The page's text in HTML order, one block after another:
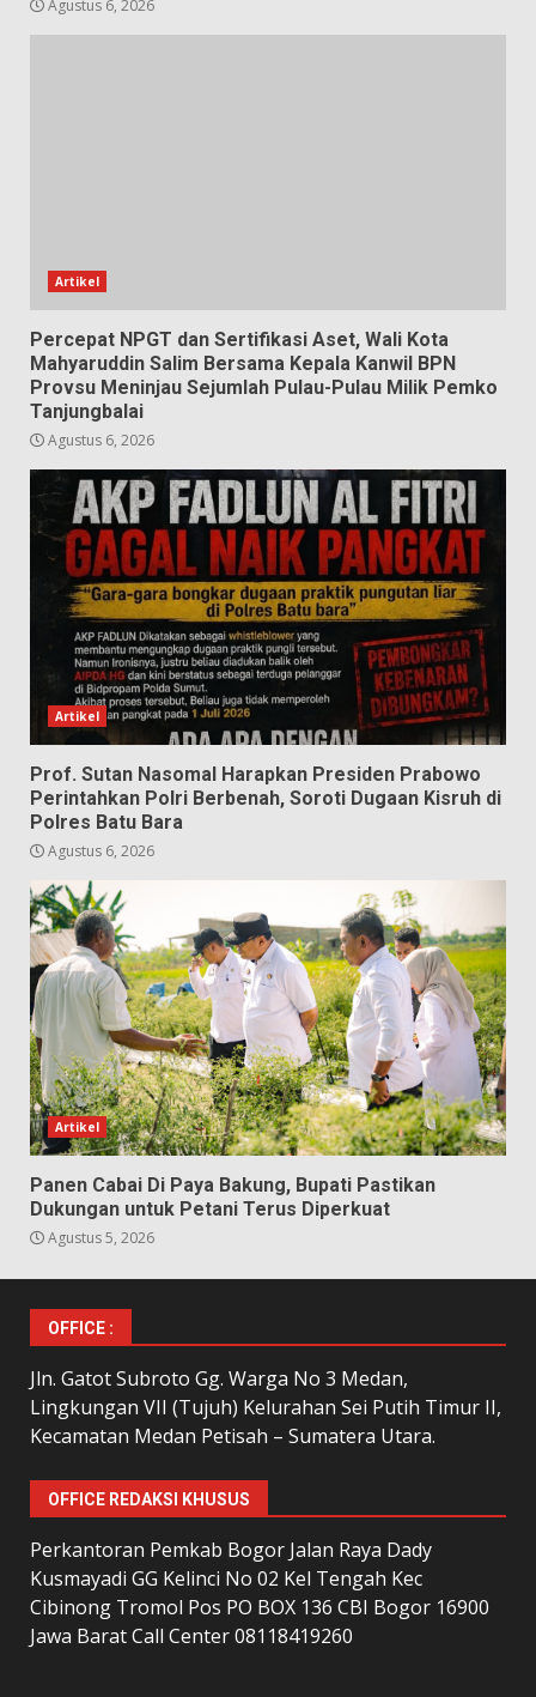
Agustus 6, 2026
Artikel
Percepat NPGT dan Sertifikasi Aset, Wali Kota
Mahyaruddin Salim Bersama Kepala Kanwil BPN
Provsu Meninjau Sejumlah Pulau-Pulau Milik Pemko
Tanjungbalai
Agustus 6, 2026
Artikel
Prof. Sutan Nasomal Harapkan Presiden Prabowo
Perintahkan Polri Berbenah, Soroti Dugaan Kisruh di
Polres Batu Bara
Agustus 6, 2026
Artikel
Panen Cabai Di Paya Bakung, Bupati Pastikan
Dukungan untuk Petani Terus Diperkuat
Agustus 5, 2026
OFFICE :
Jln. Gatot Subroto Gg. Warga No 3 Medan,
Lingkungan VII (Tujuh) Kelurahan Sei Putih Timur II,
Kecamatan Medan Petisah – Sumatera Utara.
OFFICE REDAKSI KHUSUS
Perkantoran Pemkab Bogor Jalan Raya Dady
Kusmayadi GG Kelinci No 02 Kel Tengah Kec
Cibinong Tromol Pos PO BOX 136 CBI Bogor 16900
Jawa Barat Call Center 08118419260